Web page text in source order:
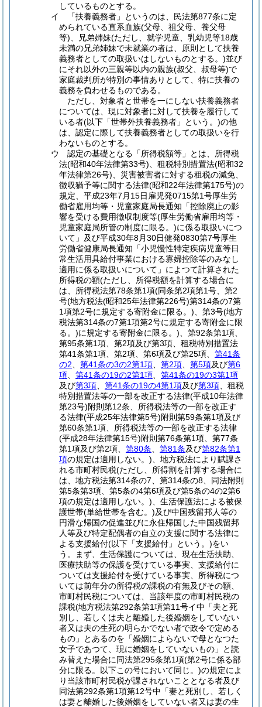
しているものとする。
イ 「扶養義務者」というのは、民法第877条に定
められている直系血族(父母、祖父母、養父母
等)、兄弟姉妹(ただし、就学児童、乳幼児等18歳
未満の兄弟姉妹で未就業の者は、原則として扶養
義務者としての取扱いはしないものとする。)並び
にそれ以外の三親等以内の親族(叔父、叔母等)で
家庭裁判所が特別の事情ありとして、特に扶養の
義務を負わせるものである。
ただし、対象者と世帯を一にしない扶養義務者
については、現に対象者に対して扶養を履行して
いる者(以下「世帯外扶養義務者」という。)の他
は、認定に際して扶養義務者としての取扱いを行
わないものとする。
ウ 認定の基礎となる「所得税額等」とは、所得税
法(昭和40年法律第33号)、租税特別措置法(昭和32
年法律第26号)、災害被害者に対する租税の減免、
徴収猶予等に関する法律(昭和22年法律第175号)の
規定、平成23年7月15日雇児発0715第1号厚生労
働省雇用均等・児童家庭局長通知「控除廃止の影
響を受ける費用徴収制度等(厚生労働省雇用均等・
児童家庭局所管の制度に限る。)に係る取扱いにつ
いて」及び平成30年8月30日健発0830第7号厚生
労働省健康局長通知「小児慢性特定疾病児童等日
常生活用具給付事業における寡婦控除等のみなし
適用に係る取扱いについて」によつて計算された
所得税の額(ただし、所得税額を計算する場合に
は、所得税法第78条第1項(同条第2項第1号、第2
号(地方税法(昭和25年法律第226号)第314条の7第
1項第2号に規定する寄附金に限る。)、第3号(地方
税法第314条の7第1項第2号に規定する寄附金に限
る。)に規定する寄附金に限る。)、第92条第1項、
第95条第1項、第2項及び第3項、租税特別措置法
第41条第1項、第2項、第6項及び第25項、第41条
の2 、第41条の3の2第1項 、第2項 、第5項及び第6
項 、第41条の19の2第1項 、第41条の19の3第1項
及び第3項 、第41条の19の4第1項及び第3項 、租税
特別措置法等の一部を改正する法律(平成10年法律
第23号)附則第12条、所得税法等の一部を改正す
る法律(平成25年法律第5号)附則第59条第1項及び
第60条第1項、所得税法等の一部を改正する法律
(平成28年法律第15号)附則第76条第1項、第77条
第1項及び第2項、第80条 、第81条及び第82条第1
項の規定は適用しない。)、地方税法により賦課さ
れる市町村民税(ただし、所得割を計算する場合に
は、地方税法第314条の7、第314条の8、同法附則
第5条第3項、第5条の4第6項及び第5条の4の2第6
項の規定は適用しない。)、生活保護法による被保
護世帯(単給世帯を含む。)及び中国残留邦人等の
円滑な帰国の促進並びに永住帰国した中国残留邦
人等及び特定配偶者の自立の支援に関する法律に
よる支援給付(以下「支援給付」という。)をい
う。まず、生活保護については、現在生活扶助、
医療扶助等の保護を受けている事実、支援給付に
ついては支援給付を受けている事実、所得税につ
いては前年分の所得税の課税の有無及びその額、
市町村民税については、当該年度の市町村民税の
課税(地方税法第292条第1項第11号イ中「夫と死
別し、若しくは夫と離婚した後婚姻をしていない
者又は夫の生死の明らかでない者で政令で定める
もの」とあるのを「婚姻によらないで母となつた
女子であつて、現に婚姻をしていないもの」と読
み替えた場合に同法第295条第1項(第2号に係る部
分に限る。以下この号において同じ。)の規定によ
り当該市町村民税が課されないこととなる者及び
同法第292条第1項第12号中「妻と死別し、若しく
は妻と離婚した後婚姻をしていない者又は妻の生